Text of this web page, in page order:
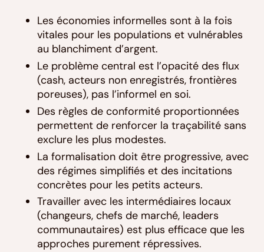
Les économies informelles sont à la fois
vitales pour les populations et vulnérables
au blanchiment d’argent.
Le problème central est l’opacité des flux
(cash, acteurs non enregistrés, frontières
poreuses), pas l’informel en soi.
Des règles de conformité proportionnées
permettent de renforcer la traçabilité sans
exclure les plus modestes.
La formalisation doit être progressive, avec
des régimes simplifiés et des incitations
concrètes pour les petits acteurs.
Travailler avec les intermédiaires locaux
(changeurs, chefs de marché, leaders
communautaires) est plus efficace que les
approches purement répressives.